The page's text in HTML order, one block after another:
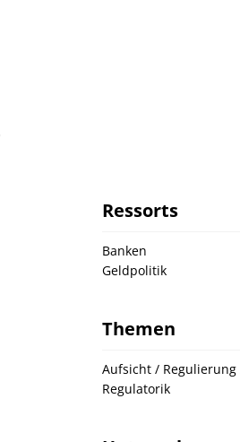
Ressorts
Banken
Geldpolitik
Themen
Aufsicht /
Regulatorik